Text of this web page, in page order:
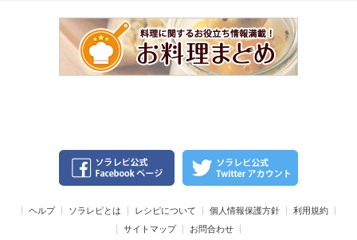
ヘルプ ソラレピとは レシピについて 個人情報保護方針
利用規約
サイトマップ
お問合わせ